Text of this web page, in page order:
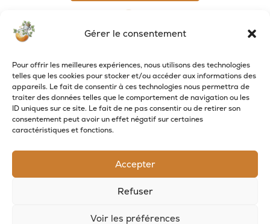
Gérer le consentement
Pour offrir les meilleures expériences, nous utilisons des technologies
telles que les cookies pour stocker et/ou accéder aux informations des
appareils. Le fait de consentir à ces technologies nous permettra de
traiter des données telles que le comportement de navigation ou les
ID uniques sur ce site. Le fait de ne pas consentir ou de retirer son
consentement peut avoir un effet négatif sur certaines
caractéristiques et fonctions.
Accepter
Refuser
Voir les préférences
Inscrivez-vous à notre newsletter pour
recevoir des offres et suivre nos actus